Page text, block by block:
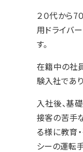
２０代から
用ドライバ
す。
在籍中の社
験入社であ
入社後、基
接客の苦手
る様に教育
シーの運転